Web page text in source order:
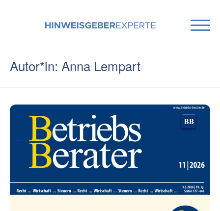
Autor*in: Anna Lempart